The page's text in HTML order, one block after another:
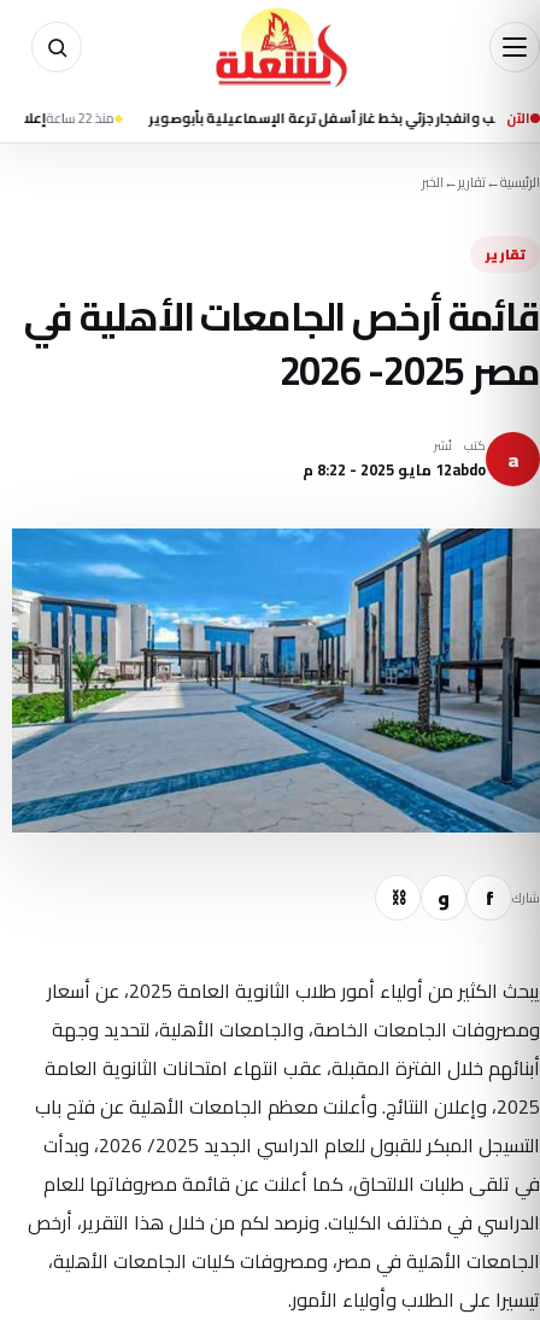
الآنجزئي بخط غاز أسفل ترعة الإسماعيلية بأبوصوير منذ 22 ساعة إعلام إيراني
الرئيسية←تقارير←الخبر
تقارير
قائمة أرخص الجامعات الأهلية في
مصر 2025- 2026
a كتب
abdo
نُشر
12 مايو 2025 - 8:22 م
شارك f و ⛓
يبحث الكثير من أولياء أمور طلاب الثانوية العامة 2025، عن أسعار
ومصروفات الجامعات الخاصة، والجامعات الأهلية، لتحديد وجهة
أبنائهم خلال الفترة المقبلة، عقب انتهاء امتحانات الثانوية العامة
2025، وإعلان النتائج. وأعلنت معظم الجامعات الأهلية عن فتح باب
التسيجل المبكر للقبول للعام الدراسي الجديد 2025/ 2026، وبدأت
في تلقى طلبات الالتحاق، كما أعلنت عن قائمة مصروفاتها للعام
الدراسي في مختلف الكليات. ونرصد لكم من خلال هذا التقرير، أرخص
الجامعات الأهلية في مصر، ومصروفات كليات الجامعات الأهلية،
تيسيرا على الطلاب وأولياء الأمور.